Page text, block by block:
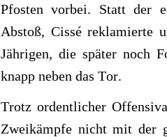
Pfosten vorbei. Statt der
Abstoß, Cissé reklamierte
Jährigen, die später noch
knapp neben das Tor.
Trotz ordentlicher
Zweikämpfe nicht mit der